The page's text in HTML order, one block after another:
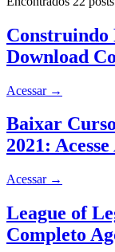
Download
Acessar →
Baixar
2021:
Acessar →
League of
Completo